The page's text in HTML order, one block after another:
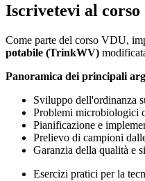
Iscrivetevi al
Come parte del corso VDU,
potabile (TrinkWV)
Panoramica dei principali
Sviluppo dell'ordinanza
Problemi microbiologici
Pianificazione e
Prelievo di campioni
Garanzia della qualità e
Esercizi pratici per la